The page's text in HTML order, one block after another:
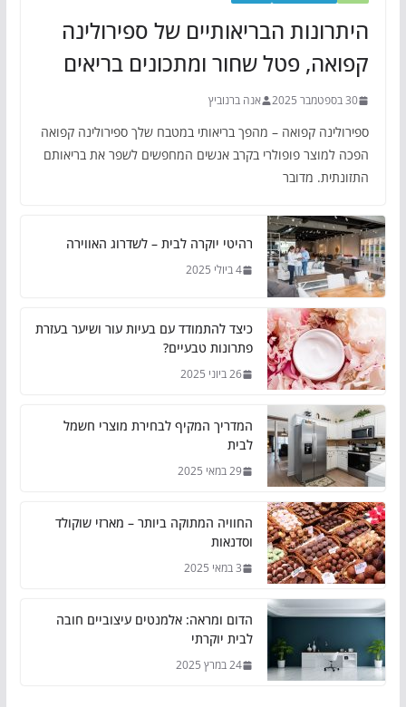
היתרונות הבריאותיים של ספירולינה
קפואה, פטל שחור ומתכונים בריאים
30 בספטמבר 2025 אנה ברנוביץ
ספירולינה קפואה – מהפך בריאותי במטבח שלך ספירולינה קפואה
הפכה למוצר פופולרי בקרב אנשים המחפשים לשפר את בריאותם
התזונתית. מדובר
רהיטי יוקרה לבית – לשדרוג האווירה
4 ביולי 2025
כיצד להתמודד עם בעיות עור ושיער בעזרת
פתרונות טבעיים?
26 ביוני 2025
המדריך המקיף לבחירת מוצרי חשמל
לבית
29 במאי 2025
החוויה המתוקה ביותר – מארזי שוקולד
וסדנאות
3 במאי 2025
הדום ומראה: אלמנטים עיצוביים חובה
לבית יוקרתי
24 במרץ 2025